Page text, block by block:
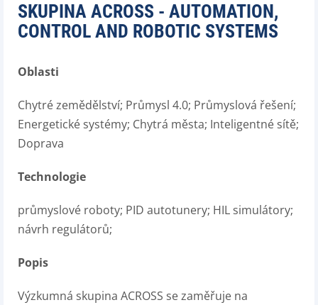
SKUPINA ACROSS - AUTOMATION,
CONTROL AND ROBOTIC SYSTEMS
Oblasti
Chytré zemědělství; Průmysl 4.0; Průmyslová řešení;
Energetické systémy; Chytrá města; Inteligentné sítě;
Doprava
Technologie
průmyslové roboty; PID autotunery; HIL simulátory;
návrh regulátorů;
Popis
Výzkumná skupina ACROSS se zaměřuje na